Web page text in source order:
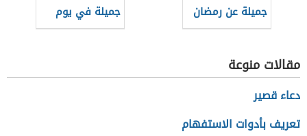
جميلة عن رمضان
جميلة في يوم
الجمعة
مقالات منوعة
دعاء قصير
تعريف بأدوات الاستفهام